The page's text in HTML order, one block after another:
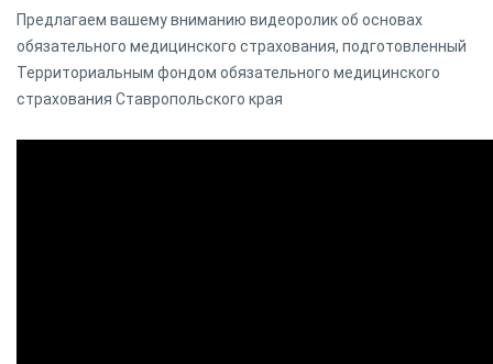
Предлагаем вашему вниманию видеоролик об основах
обязательного медицинского страхования, подготовленный
Территориальным фондом обязательного медицинского
страхования Ставропольского края